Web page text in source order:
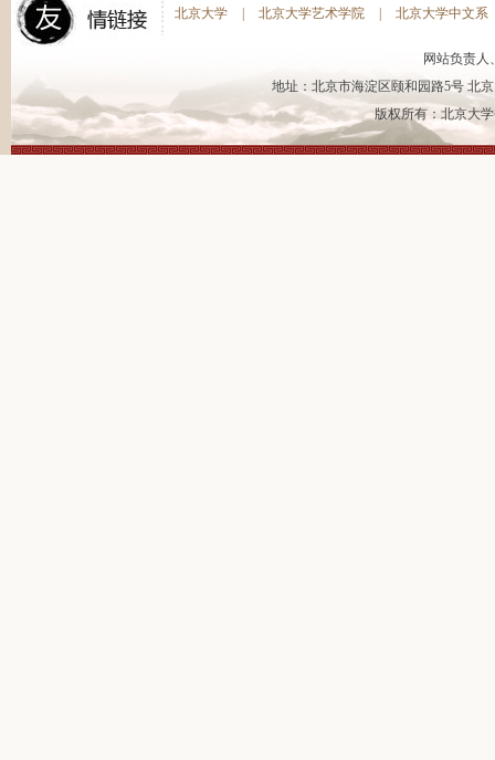
北京大学 北京大学艺术学院 北京大学中文系
网站负责
地址：北京市海淀区颐和园路5号 北
版权所有：北京大